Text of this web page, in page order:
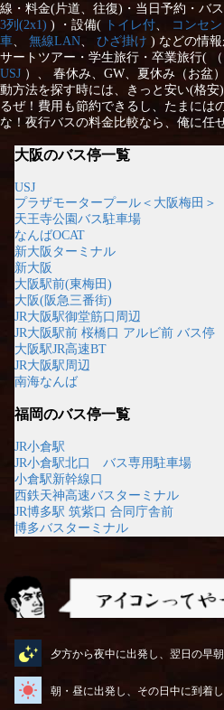
線・料金(片道、往復)・当日予約・バ
3列(2x1) ) ・設備( トイレ付 コンセン
車
無線LAN ひざ掛け ) などの情
サートツアー・学生旅行・卒業旅行( （
USJ ）、 春休み、GW、夏休み（お盆
動方法を探す時には、きっと安い(格
るぜ！費用も節約できるし、たまには
な！夜行バスの料金比較なら、俺に任
大阪のバス停一覧
USJ
プラザモータープール＜大阪梅田＞
天王寺公園バス駐車場
なんばOCAT
新大阪ターミナル
新大阪
大阪駅前(東梅田)
大阪(阪急三番街)
JR大阪駅御堂筋口周辺
JR大阪駅前 桜橋口 アルビ前 バス停
大阪駅JR高速BT
JR大阪駅周辺
南海なんば
福岡のバス停一覧
JR小倉駅
JR小倉駅北口 バス専用駐車場
小倉駅新幹線口
西鉄天神高速バスターミナル
JR博多駅 筑紫口 合同庁舎前
博多バスターミナル
夕方から夜中に出発し、翌日の早
朝・昼に出発し、その日中に到着